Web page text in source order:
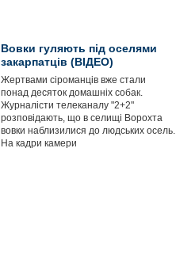
Вовки гуляють під оселями
закарпатців (ВІДЕО)
Жертвами сіроманців вже стали
понад десяток домашніх собак.
Журналісти телеканалу "2+2"
розповідають, що в селищі Ворохта
вовки наблизилися до людських осель.
На кадри камери